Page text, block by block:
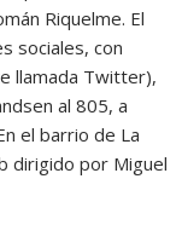
Riquelme. El
sociales, con
llamada Twitter),
al 805, a
el barrio de La
dirigido por Miguel